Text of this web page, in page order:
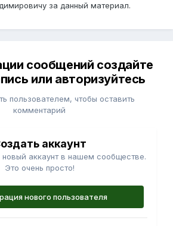
за данный материал.
сообщений создайте
или авторизуйтесь
пользователем, чтобы оставить
комментарий
аккаунт
новый аккаунт в нашем сообществе.
Это очень просто!
нового пользователя